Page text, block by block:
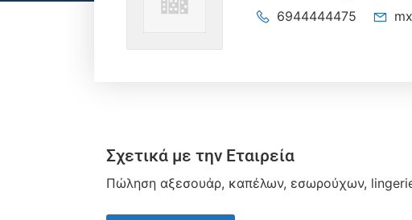
6944444475
Σχετικά με την Εταιρεία
Πώληση αξεσουάρ, καπέλων, εσωρούχων,